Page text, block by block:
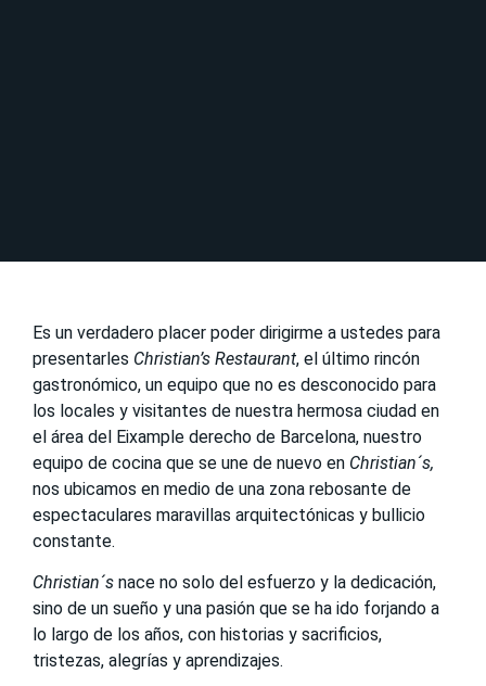
Es un verdadero placer poder dirigirme a ustedes para
presentarles Christian’s Restaurant, el último rincón
gastronómico, un equipo que no es desconocido para
los locales y visitantes de nuestra hermosa ciudad en
el área del Eixample derecho de Barcelona, nuestro
equipo de cocina que se une de nuevo en Christian´s,
nos ubicamos en medio de una zona rebosante de
espectaculares maravillas arquitectónicas y bullicio
constante.
Christian´s nace no solo del esfuerzo y la dedicación,
sino de un sueño y una pasión que se ha ido forjando a
lo largo de los años, con historias y sacrificios,
tristezas, alegrías y aprendizajes.